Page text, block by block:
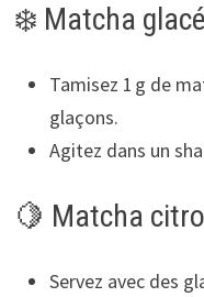
❄️ Matcha
Tamisez 1 g de
glaçons.
Agitez dans un
🍋 Matcha
Servez avec des